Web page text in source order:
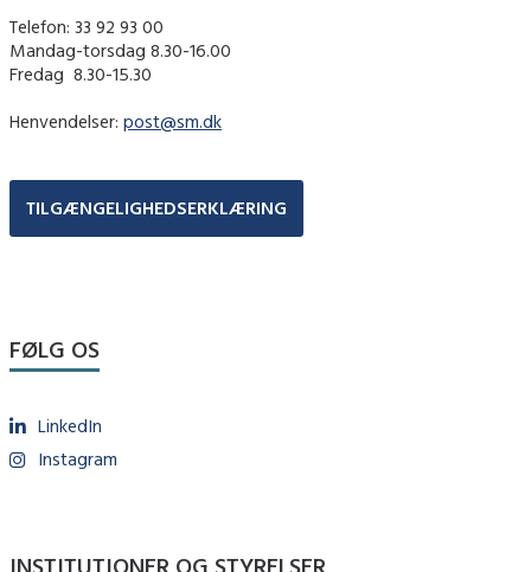
Telefon: 33 92 93 00
Mandag-torsdag 8.30-16.00
Fredag ​ 8.30-15.30
Henvendelser: post@sm.dk
TILGÆNGELIGHEDSERKLÆRING
FØLG OS
LinkedIn
Instagram
INSTITUTIONER OG STYRELSER